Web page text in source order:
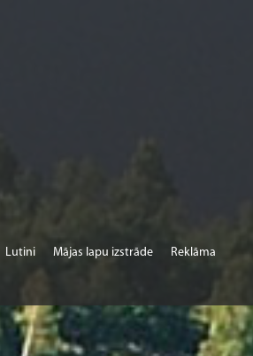
Lutini Mājas lapu izstrāde Reklāma